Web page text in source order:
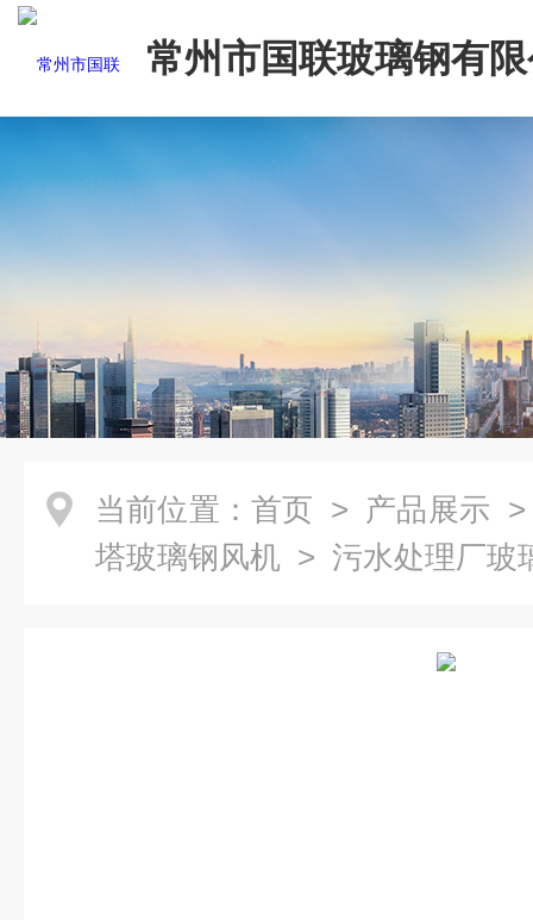
常州市国联玻璃钢有
当前位置： 首页 > 产品展示
塔玻璃钢风机 > 污水处理厂玻